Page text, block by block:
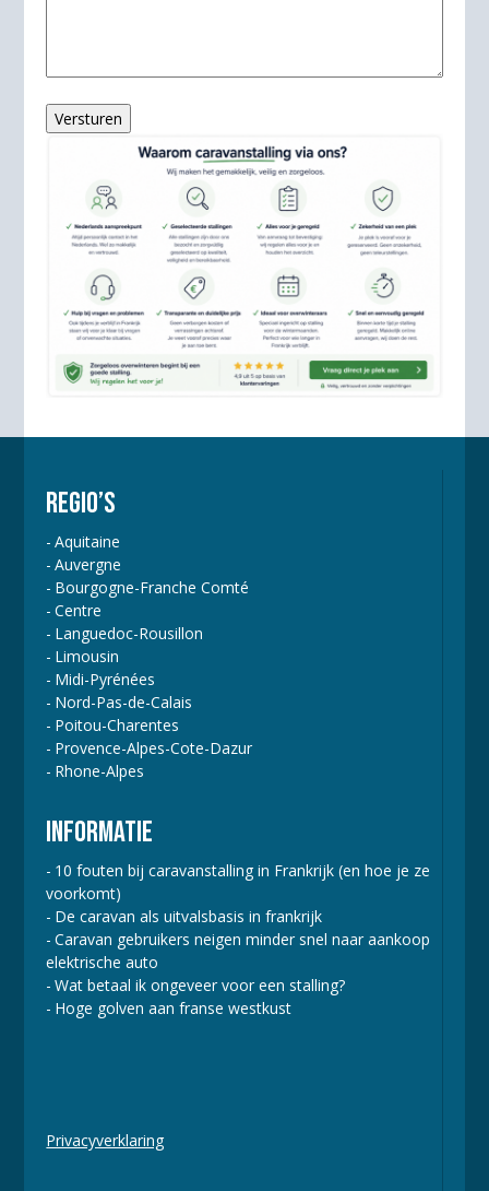
REGIO’S
Aquitaine
Auvergne
Bourgogne-Franche Comté
Centre
Languedoc-Rousillon
Limousin
Midi-Pyrénées
Nord-Pas-de-Calais
Poitou-Charentes
Provence-Alpes-Cote-Dazur
Rhone-Alpes
INFORMATIE
10 fouten bij caravanstalling in Frankrijk (en hoe je ze
voorkomt)
De caravan als uitvalsbasis in frankrijk
Caravan gebruikers neigen minder snel naar aankoop
elektrische auto
Wat betaal ik ongeveer voor een stalling?
Hoge golven aan franse westkust
Privacyverklaring